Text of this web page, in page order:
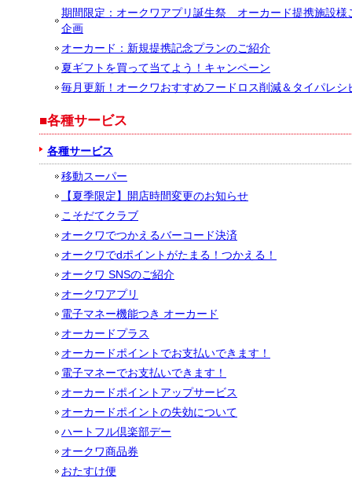
期間限定：オークワアプリ誕生祭 オーカード提携施設様
企画
オーカード：新規提携記念プランのご紹介
夏ギフトを買って当てよう！キャンペーン
毎月更新！オークワおすすめフードロス削減＆タイパレシ
■各種サービス
各種サービス
移動スーパー
【夏季限定】開店時間変更のお知らせ
こそだてクラブ
オークワでつかえるバーコード決済
オークワでdポイントがたまる！つかえる！
オークワ SNSのご紹介
オークワアプリ
電子マネー機能つき オーカード
オーカードプラス
オーカードポイントでお支払いできます！
電子マネーでお支払いできます！
オーカードポイントアップサービス
オーカードポイントの失効について
ハートフル倶楽部デー
オークワ商品券
おたすけ便